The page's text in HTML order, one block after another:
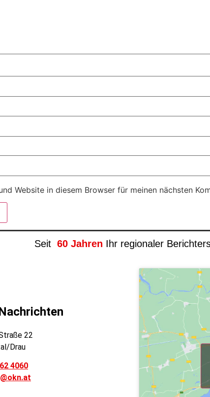
Website in diesem Browser für meinen nächsten
Seit 60 Jahren Ihr regionaler
22
Drau
4060